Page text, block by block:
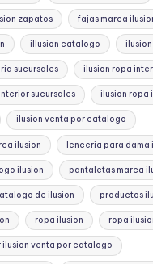
zapatos fajas marca
illusion catalogo ilusion
sucursales ilusion ropa
sucursales ilusion ropa
ilusion venta por catalogo
ilusion lenceria para dama
ilusion pantaletas marca
de ilusion productos
ropa ilusion ropa
ilusion venta por catalogo